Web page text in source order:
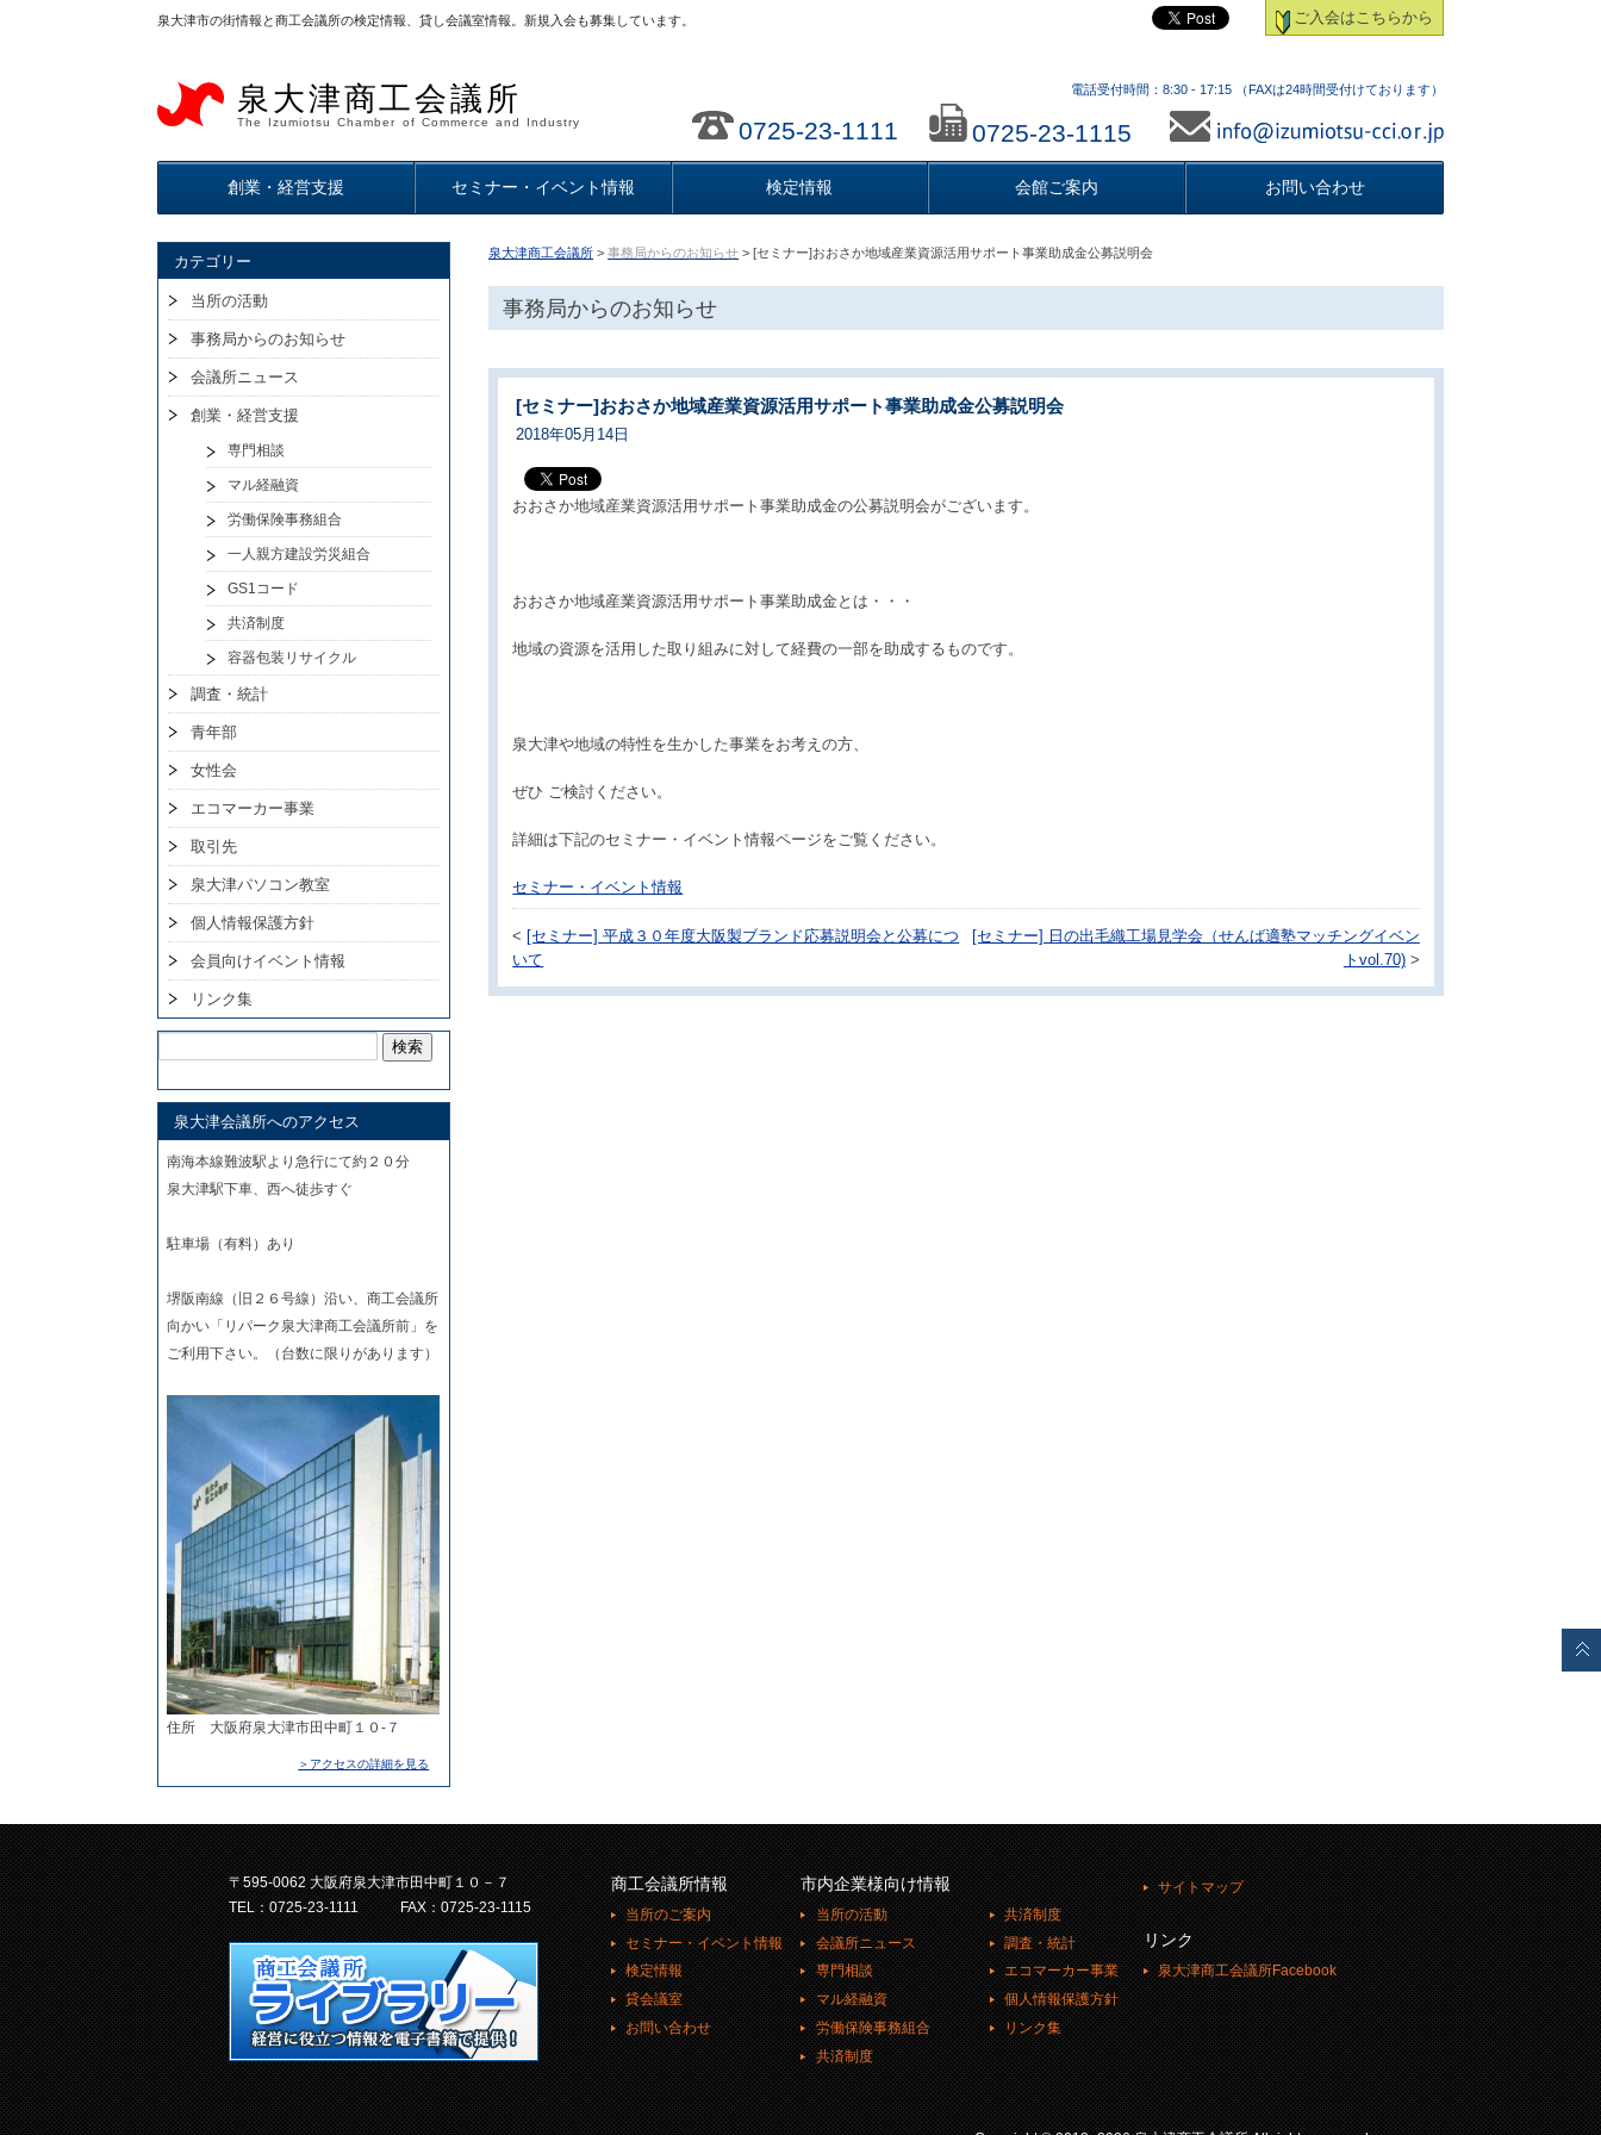
泉大津市の街情報と商工会議所の検定情報、貸し会議室情報。新規入会も募集しています。 ご入会はこちらから
泉大津商工会議所
The Izumiotsu Chamber of Commerce and Industry
電話受付時間：8:30 - 17:15 （FAXは24時間受付けております）
0725-23-1111 0725-23-1115
創業・経営支援 セミナー・イベント情報 検定情報 会館ご案内 お問い合わせ
泉大津商工会議所 >事務局からのお知らせ > [セミナー]おおさか地域産業資源活用サポート事業助成金公募説明会
事務局からのお知らせ
[セミナー]おおさか地域産業資源活用サポート事業助成金公募説明会
2018年05月14日
おおさか地域産業資源活用サポート事業助成金の公募説明会がございます。
おおさか地域産業資源活用サポート事業助成金とは・・・
地域の資源を活用した取り組みに対して経費の一部を助成するものです。
泉大津や地域の特性を生かした事業をお考えの方、
ぜひ ご検討ください。
詳細は下記のセミナー・イベント情報ページをご覧ください。
セミナー・イベント情報
< [セミナー] 平成３０年度大阪製ブランド応募説明会と公募につ
いて
[セミナー] 日の出毛織工場見学会（せんば適塾マッチングイベン
トvol.70)>
カテゴリー
当所の活動
事務局からのお知らせ
会議所ニュース
創業・経営支援
専門相談
マル経融資
労働保険事務組合
一人親方建設労災組合
GS1コード
共済制度
容器包装リサイクル
調査・統計
青年部
女性会
エコマーカー事業
取引先
泉大津パソコン教室
個人情報保護方針
会員向けイベント情報
リンク集
泉大津会議所へのアクセス
南海本線難波駅より急行にて約２０分
泉大津駅下車、西へ徒歩すぐ
駐車場（有料）あり
堺阪南線（旧２６号線）沿い、商工会議所
向かい「リパーク泉大津商工会議所前」を
ご利用下さい。（台数に限りがあります）
住所 大阪府泉大津市田中町１０-７
＞アクセスの詳細を見る
〒595-0062 大阪府泉大津市田中町１０－７
TEL：0725-23-1111
FAX：0725-23-1115
商工会議所情報
当所のご案内
セミナー・イベント情報
検定情報
貸会議室
お問い合わせ
市内企業様向け情報
当所の活動
会議所ニュース
専門相談
マル経融資
労働保険事務組合
共済制度
共済制度
調査・統計
エコマーカー事業
個人情報保護方針
リンク集
サイトマップ
リンク
泉大津商工会議所Facebook